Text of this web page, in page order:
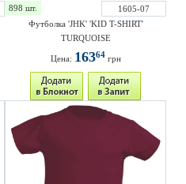
898 шт.
1605-07
Футболка 'JHK' 'KID T-SHIRT'
TURQUOISE
Цена: 16364грн